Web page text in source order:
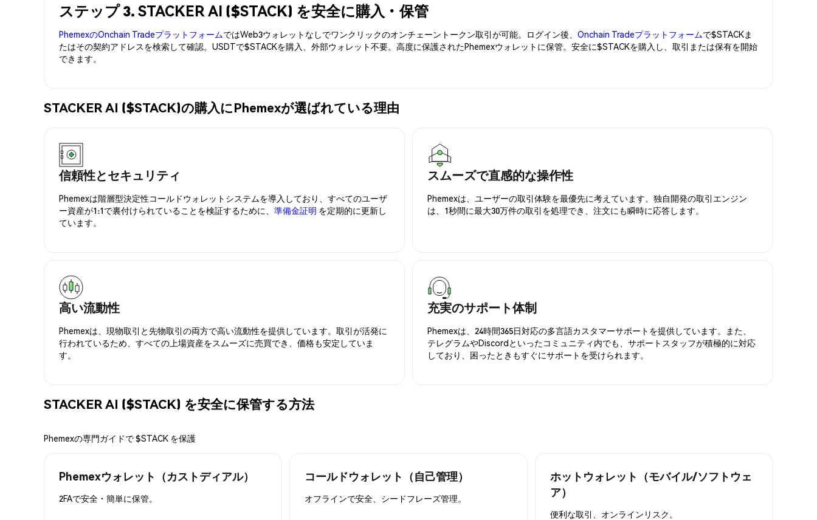
ステップ 3. STACKER AI ($STACK) を安全に購入・保管
PhemexのOnchain TradeプラットフォームではWeb3ウォレットなしでワンクリックのオンチェーントークン取引が可能。ログイン後、 Onchain Tradeプラットフォームで$STACKま
たはその契約アドレスを検索して確認。USDTで$STACKを購入、外部ウォレット不要。高度に保護されたPhemexウォレットに保管。安全に$STACKを購入し、取引または保有を開始
できます。
STACKER AI ($STACK)の購入にPhemexが選ばれている理由
信頼性とセキュリティ
Phemexは階層型決定性コールドウォレットシステムを導入しており、すべてのユーザ
ー資産が1:1で裏付けられていることを検証するために、 準備金証明 を定期的に更新し
ています。
スムーズで直感的な操作性
Phemexは、ユーザーの取引体験を最優先に考えています。独自開発の取引エンジン
は、1秒間に最大30万件の取引を処理でき、注文にも瞬時に応答します。
高い流動性
Phemexは、現物取引と先物取引の両方で高い流動性を提供しています。取引が活発に
行われているため、すべての上場資産をスムーズに売買でき、価格も安定していま
す。
充実のサポート体制
Phemexは、24時間365日対応の多言語カスタマーサポートを提供しています。また、
テレグラムやDiscordといったコミュニティ内でも、サポートスタッフが積極的に対応
しており、困ったときもすぐにサポートを受けられます。
STACKER AI ($STACK) を安全に保管する方法
Phemexの専門ガイドで $STACK を保護
Phemexウォレット（カストディアル）
2FAで安全・簡単に保管。
コールドウォレット（自己管理）
オフラインで安全、シードフレーズ管理。
ホットウォレット（モバイル/ソフトウェ
ア）
便利な取引、オンラインリスク。